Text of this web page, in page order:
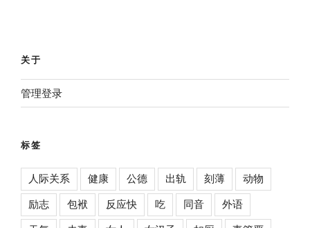
关于
管理登录
标签
人际关系 健康 公德 出轨 刻薄 动物
励志 包袱 反应快 吃 同音 外语